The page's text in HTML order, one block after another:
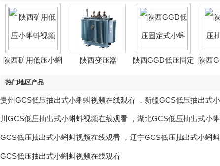
陕西矿用低压小蝌
陕西变压器
陕西GGD低压固定 陕西
热门地区产品
贵州GCS低压抽出式小蝌蚪视频在线观看 ， 新疆GCS低压抽出式
川GCS低压抽出式小蝌蚪视频在线观看 ， 湖北GCS低压抽出式小
GCS低压抽出式小蝌蚪视频在线观看 ， 辽宁GCS低压抽出式小蝌
GCS低压抽出式小蝌蚪视频在线观看